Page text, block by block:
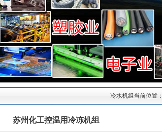
冷水机组当前位置：
苏州化工控温用冷冻机组